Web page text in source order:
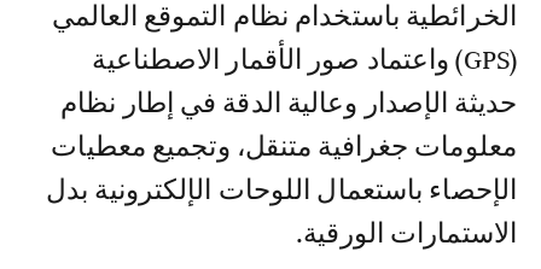
الخرائطية باستخدام نظام التموقع العالمي
(GPS) واعتماد صور الأقمار الاصطناعية
حديثة الإصدار وعالية الدقة في إطار نظام
معلومات جغرافية متنقل، وتجميع معطيات
الإحصاء باستعمال اللوحات الإلكترونية بدل
الاستمارات الورقية.